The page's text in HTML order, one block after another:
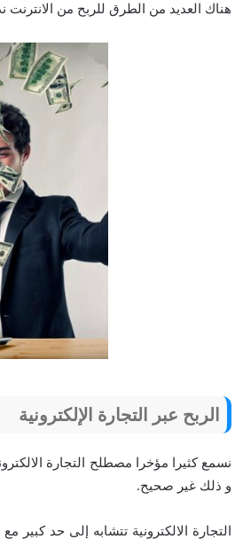
هناك العديد من الطرق للربح من الانترنت
الربح عبر التجارة الإلكترونية
نسمع كثيرا مؤخرا مصطلح التجارة
و ذلك غير صحيح.
التجارة الالكترونية تتشابه إلى حد كبير